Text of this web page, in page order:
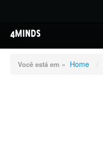
4MINDS
Você está em » Home /